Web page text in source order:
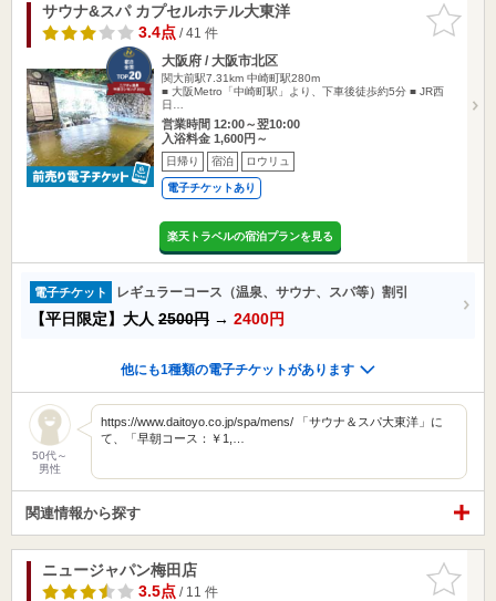
お気に入
りに追加
サウナ&スパ カプセルホテル大東洋
3.4点/ 41 件
大阪府 / 大阪市北区
関大前駅7.31km 中崎町駅280m
■ 大阪Metro「中崎町駅」より、下車後徒歩約5分 ■ JR西
日…
営業時間 12:00～翌10:00
入浴料金 1,600円～
日帰り 宿泊 ロウリュ
電子チケットあり
楽天トラベルの宿泊プランを見る
電子チケット レギュラーコース（温泉、サウナ、スパ等）割引
【平日限定】大人 2500円 → 2400円
他にも1種類の電子チケットがあります
50代～
男性
https://www.daitoyo.co.jp/spa/mens/ 「サウナ＆スパ大東洋」に
て、「早朝コース：￥1,…
関連情報から探す
お気に入
りに追加
ニュージャパン梅田店
3.5点/ 11 件